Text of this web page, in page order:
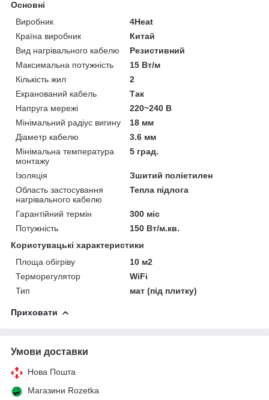
Основні
Виробник
4Heat
Країна виробник
Китай
Вид нагрівального кабелю
Резистивний
Максимальна потужність
15 Вт/м
Кількість жил
2
Екранований кабель
Так
Напруга мережі
220~240 В
Мінімальний радіус вигину
18 мм
Діаметр кабелю
3.6 мм
Мінімальна температура
монтажу
5 град.
Ізоляція
Зшитий поліетилен
Область застосування
нагрівального кабелю
Тепла підлога
Гарантійний термін
300 міс
Потужність
150 Вт/м.кв.
Користувацькі характеристики
Площа обігріву
10 м2
Терморегулятор
WiFi
Тип
мат (під плитку)
Приховати
Умови доставки
Нова Пошта
Магазини Rozetka